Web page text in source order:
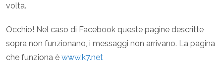
volta.
Occhio! Nel caso di Facebook queste pagine descritte
sopra non funzionano, i messaggi non arrivano. La pagina
che funziona è www.k7.net